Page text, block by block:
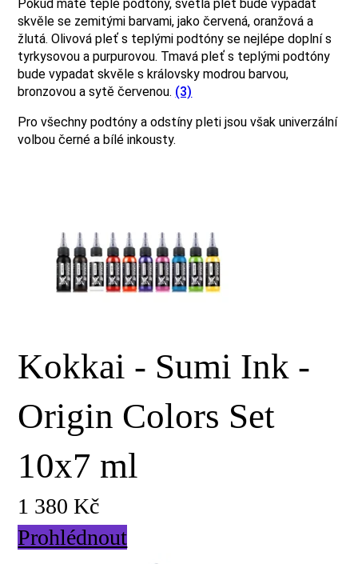
Pokud máte teplé podtóny, světlá pleť bude vypadat
skvěle se zemitými barvami, jako červená, oranžová a
žlutá. Olivová pleť s teplými podtóny se nejlépe doplní s
tyrkysovou a purpurovou. Tmavá pleť s teplými podtóny
bude vypadat skvěle s královsky modrou barvou,
bronzovou a sytě červenou. (3)
Pro všechny podtóny a odstíny pleti jsou však univerzální
volbou černé a bílé inkousty.
Kokkai - Sumi Ink -
Origin Colors Set
10x7 ml
1 380 Kč
Prohlédnout